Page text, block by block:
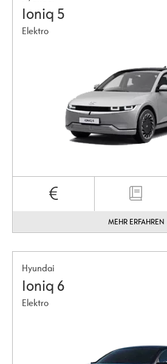
Ioniq 5
Elektro
MEHR ERFAHREN
Hyundai
Ioniq 6
Elektro